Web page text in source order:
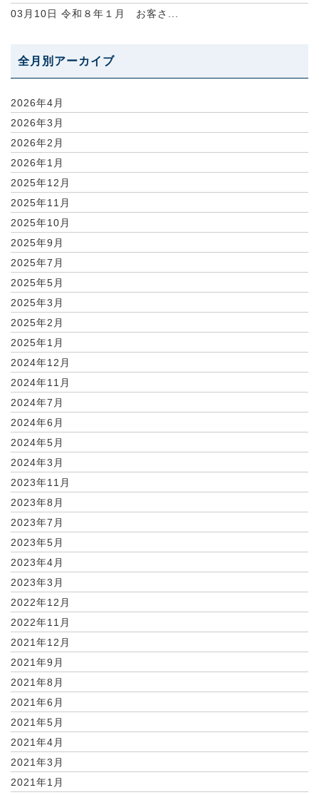
03月10日 令和８年１月 お客さ...
全月別アーカイブ
2026年4月
2026年3月
2026年2月
2026年1月
2025年12月
2025年11月
2025年10月
2025年9月
2025年7月
2025年5月
2025年3月
2025年2月
2025年1月
2024年12月
2024年11月
2024年7月
2024年6月
2024年5月
2024年3月
2023年11月
2023年8月
2023年7月
2023年5月
2023年4月
2023年3月
2022年12月
2022年11月
2021年12月
2021年9月
2021年8月
2021年6月
2021年5月
2021年4月
2021年3月
2021年1月